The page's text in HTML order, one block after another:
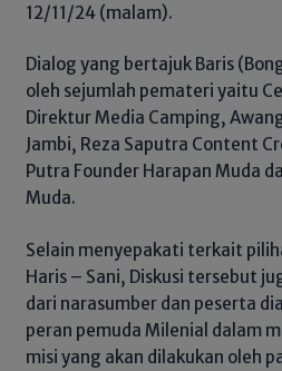
12/11/24 (malam).
Dialog yang bertajuk Baris
oleh sejumlah pemateri yaitu
Direktur Media Camping,
Jambi, Reza Saputra Content
Putra Founder Harapan Muda
Muda.
Selain menyepakati terkait
Haris – Sani, Diskusi tersebut
dari narasumber dan peserta
peran pemuda Milenial dalam
misi yang akan dilakukan oleh